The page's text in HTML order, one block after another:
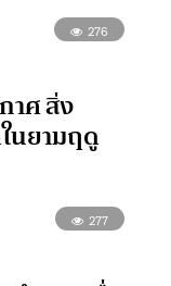
276
าศ สิ่ง
นยามฤดู
277